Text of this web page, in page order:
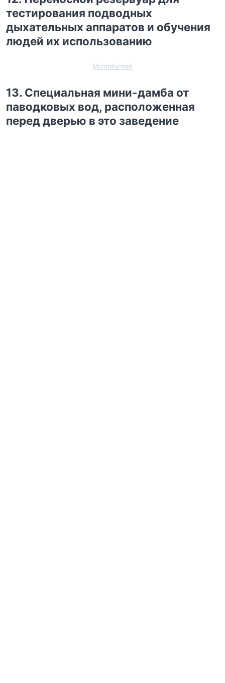
тестирования подводных
дыхательных аппаратов и обучения
людей их использованию
Murmelurmeli
13. Специальная мини-дамба от
паводковых вод, расположенная
перед дверью в это заведение